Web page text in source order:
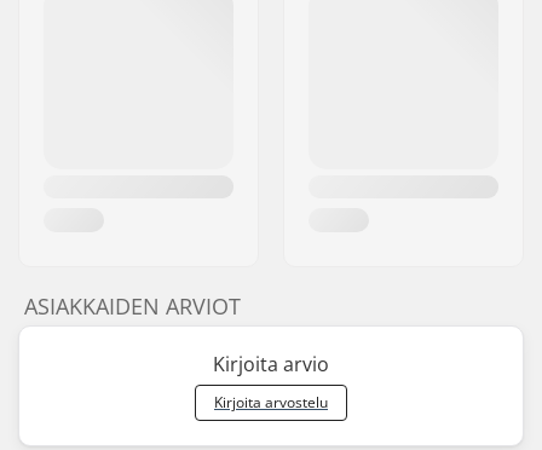
ASIAKKAIDEN ARVIOT
Kirjoita arvio
Kirjoita arvostelu